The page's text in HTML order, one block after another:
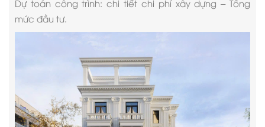
Dự toán công trình: chi tiết chi phí xây dựng – Tổng
mức đầu tư.